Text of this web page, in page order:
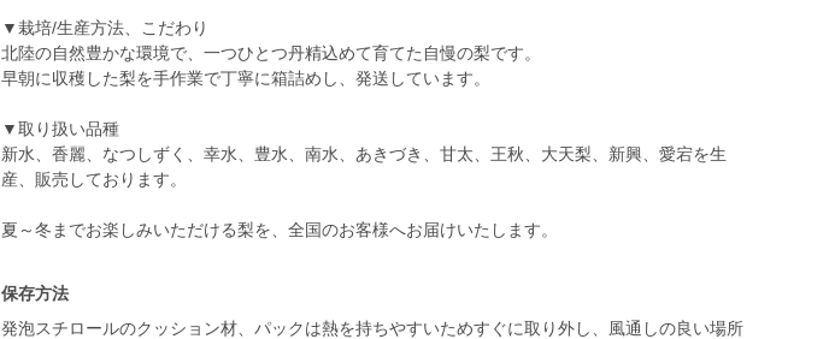
▼栽培/生産方法、こだわり
北陸の自然豊かな環境で、一つひとつ丹精込めて育てた自慢の梨です。
早朝に収穫した梨を手作業で丁寧に箱詰めし、発送しています。
▼取り扱い品種
新水、香麗、なつしずく、幸水、豊水、南水、あきづき、甘太、王秋、大天梨、新興、愛宕を生
産、販売しております。
夏～冬までお楽しみいただける梨を、全国のお客様へお届けいたします。
保存方法
発泡スチロールのクッション材、パックは熱を持ちやすいためすぐに取り外し、風通しの良い場所